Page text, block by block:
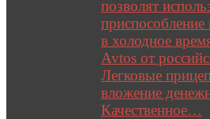
позволят
в холодное
Avtos от
Легковые
вложение
Качественное…